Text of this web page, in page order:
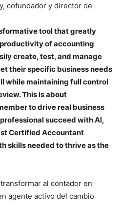
cofundador y director de
tool that greatly
of accounting
create, test, and manage
their specific business needs
while maintaining full control
This is about
to drive real business
succeed with AI,
Certified Accountant
skills needed to thrive as the
al contador en
agente activo del cambio